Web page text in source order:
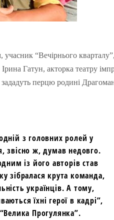
“Вечірнього
Гатун, акторка театру
перцю родині
з головних ролей у
звісно ж, думав недовго.
із його авторів став
зібралася крута команда,
українців. А тому,
їхні герої в кадрі”,
Прогулянка”.